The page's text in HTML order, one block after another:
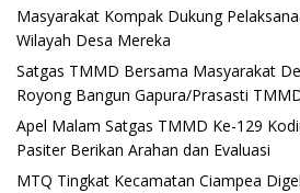
Masyarakat Kompak Dukung
Wilayah Desa Mereka
Satgas TMMD Bersama Masyarakat
Royong Bangun Gapura/Prasasti
Apel Malam Satgas TMMD Ke-129
Pasiter Berikan Arahan dan Evaluasi
MTQ Tingkat Kecamatan Ciampea